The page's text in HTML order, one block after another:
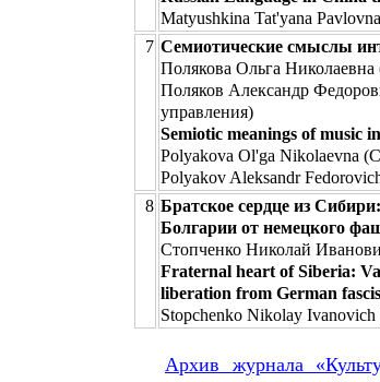
Matyushkina Tat'yana
7 Семиотические смыслы
Полякова Ольга
Поляков Александр
управления)
Semiotic meanings of music
Polyakova Ol'ga Nikolaevna
Polyakov Aleksandr
8 Братское сердце из
Болгарии от немецкого
Стопченко Николай
Fraternal heart of Siberia:
liberation from German
Stopchenko Nikolay
Архив журнала